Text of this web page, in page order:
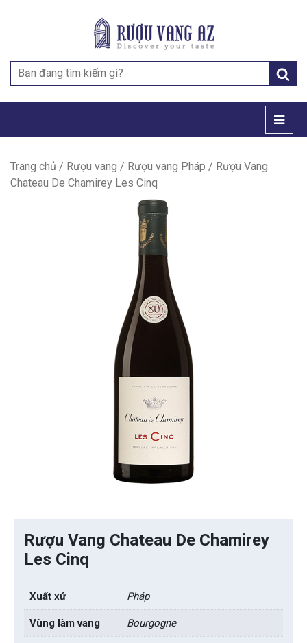
Search
for:
Trang chủ / Rượu vang / Rượu vang Pháp / Rượu Vang
Chateau De Chamirey Les Cinq
Rượu Vang Chateau De Chamirey
Les Cinq
Xuất xứ Pháp
Vùng làm vang Bourgogne